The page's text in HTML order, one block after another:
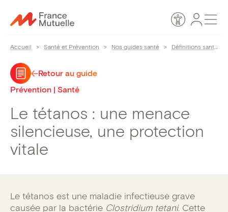
au
Accessibilité
Espace
Accueil > Santé et Prévention > Nos guides santé > Définitions santé
Retour au guide
Prévention | Santé
Le tétanos : une menace
silencieuse, une protection
vitale
Le tétanos est une maladie infectieuse grave
causée par la bactérie Clostridium tetani. Cette